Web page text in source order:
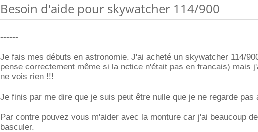
Besoin d'aide pour skywatcher 114/900
------
Je fais mes débuts en astronomie. J'ai acheté un skywatcher 114/
pense correctement même si la notice n'était pas en francais) mais
ne vois rien !!!
Je finis par me dire que je suis peut être nulle que je ne regarde pas
Par contre pouvez vous m'aider avec la monture car j'ai beaucoup
basculer.